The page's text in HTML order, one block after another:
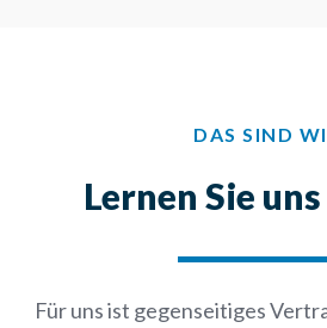
DAS SIND
Lernen Sie
Für uns ist gegenseitiges